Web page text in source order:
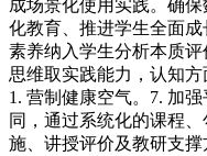
成场景化使用实践。确
化教育、推进学生全面
素养纳入学生分析本质
思维取实践能力，认知方
1. 营制健康空气。7. 加
同，通过系统化的课程
施、讲授评价及教研支撑